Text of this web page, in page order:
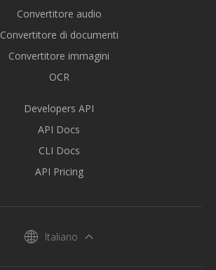
Convertitore audio
Convertitore di documenti
Convertitore immagini
OCR
Developers API
API Docs
CLI Docs
API Pricing
Italiano